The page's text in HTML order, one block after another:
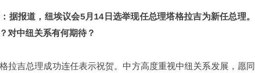
据报道，纽埃议会5月14日选举现任总理塔格拉吉为新任总理。
对中纽关系有何期待？
拉吉总理成功连任表示祝贺。中方高度重视中纽关系发展，愿同